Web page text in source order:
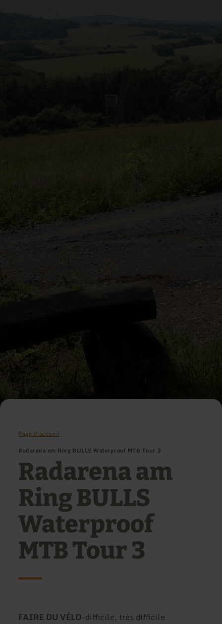
Page d'accueil
Radarena am Ring BULLS Waterproof MTB Tour 3
Radarena am
Ring BULLS
Waterproof
MTB Tour 3
Type
FAIRE DU VÉLO-Difficulté:
difficile, très difficile